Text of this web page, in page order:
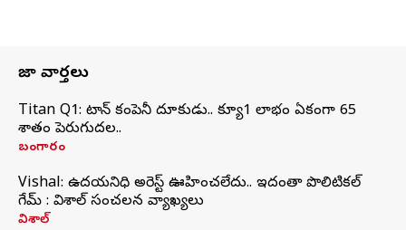
తాజా వార్తలు
Titan Q1: టైటాన్ కంపెనీ దూకుడు.. క్యూ1 లాభం ఏకంగా 65
శాతం పెరుగుదల..
బంగారం
Vishal: ఉదయనిధి అరెస్ట్‌ ఊహించలేదు.. ఇదంతా పొలిటికల్
గేమ్ : విశాల్ సంచలన వ్యాఖ్యలు
విశాల్